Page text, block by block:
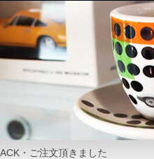
・ご注文頂きました